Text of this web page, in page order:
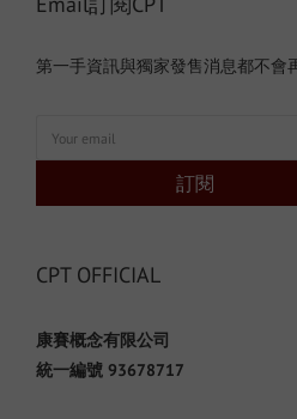
第一手資訊與獨家發售消息都不會
訂閱
CPT OFFICIAL
康賽概念有限公司
統一編號 93678717